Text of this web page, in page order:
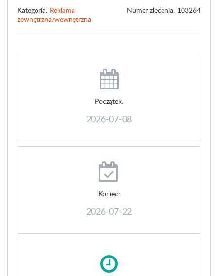
Kategoria: Reklama
zewnętrzna/wewnętrzna
Numer zlecenia: 103264
Początek:
2026-07-08
Koniec:
2026-07-22